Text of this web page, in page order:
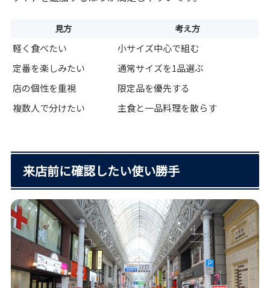
見方 考え方
軽く食べたい
小サイズ中心で組む
定番を楽しみたい
通常サイズを1品選ぶ
店の個性を重視
限定品を優先する
複数人で分けたい
主食と一品料理を散らす
来店前に確認したい使い勝手